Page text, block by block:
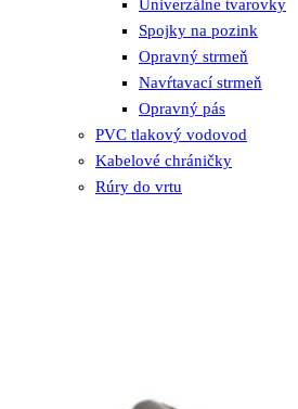
Univerzálne tvarovky
Spojky na pozink
Opravný strmeň
Navŕtavací strmeň
Opravný pás
PVC tlakový vodovod
Kabelové chráničky
Rúry do vrtu